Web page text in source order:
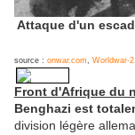
Attaque d'un
source : onwar.com, Worldwar-
Front d'Afrique du
Benghazi est
division légère